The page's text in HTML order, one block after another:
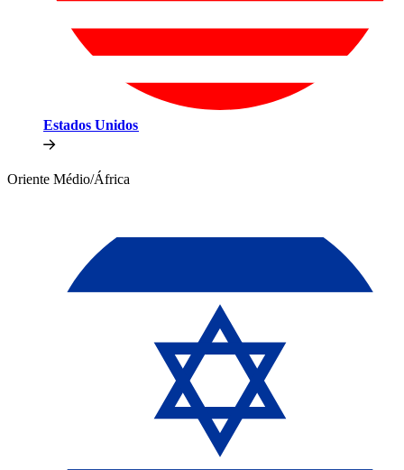
Estados Unidos​​
Oriente Médio/África​​